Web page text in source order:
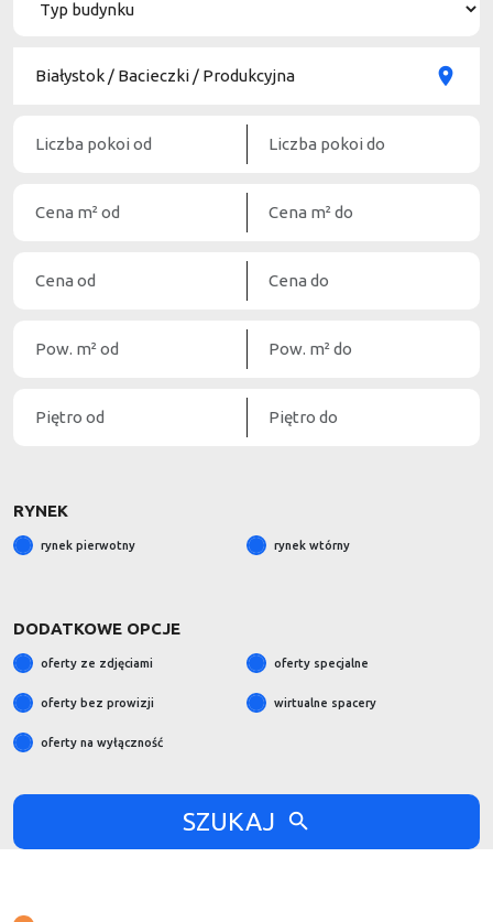
RYNEK
rynek pierwotny rynek wtórny
DODATKOWE OPCJE
oferty ze zdjęciami oferty specjalne
oferty bez prowizji wirtualne spacery
oferty na wyłączność
SZUKAJ